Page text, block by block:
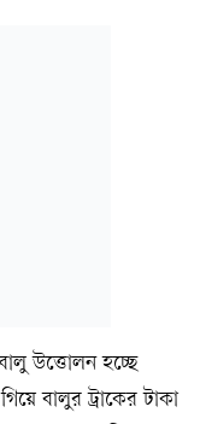
উত্তোলন হচ্ছে
বালুর ট্রাকের টাকা